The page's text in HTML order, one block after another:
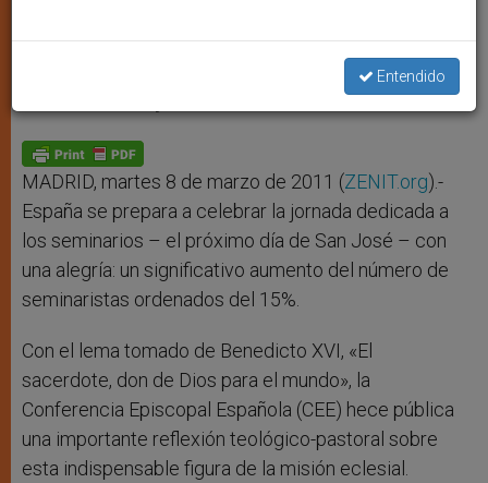
W
s
p
p
M
e
g
e
r
F
b
o
k
T
t
S
e
MADRID, martes 8 de marzo de 2011 (ZENIT.org).-
España se prepara a celebrar la jornada dedicada a
los seminarios – el próximo día de San José – con
una alegría: un significativo aumento del número de
seminaristas ordenados del 15%.
Con el lema tomado de Benedicto XVI, «El
sacerdote, don de Dios para el mundo», la
Conferencia Episcopal Española (CEE) hece pública
una importante reflexión teológico-pastoral sobre
esta indispensable figura de la misión eclesial.
Entendido